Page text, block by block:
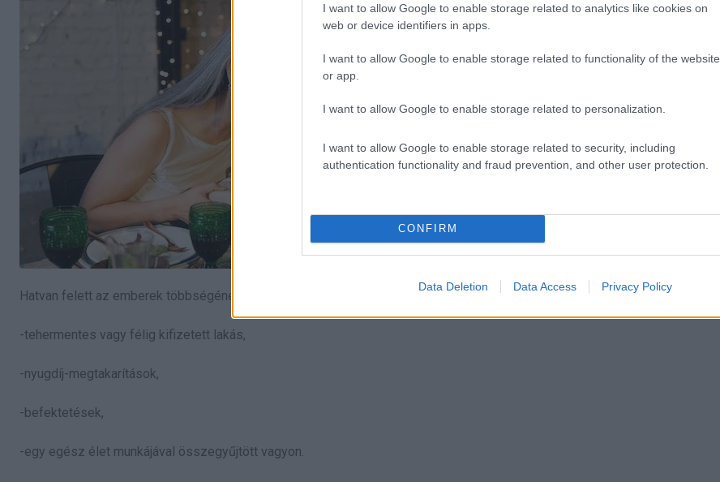
I want to allow Google to enable storage related to analytics like cookies on
web or device identifiers in apps.
I want to allow Google to enable storage related to functionality of the website
or app.
I want to allow Google to enable storage related to personalization.
I want to allow Google to enable storage related to security, including
authentication functionality and fraud prevention, and other user protection.
CONFIRM
Data Deletion Data Access Privacy Policy
Hatvan felett az emberek többségének már van mit védenie:
-tehermentes vagy félig kifizetett lakás,
-nyugdíj-megtakarítások,
-befektetések,
-egy egész élet munkájával összegyűjtött vagyon.